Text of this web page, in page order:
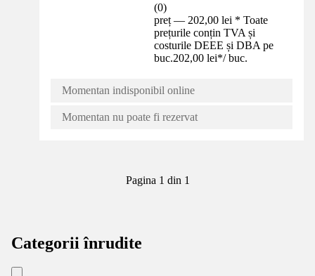
(0)
preț — 202,00 lei * Toate
prețurile conțin TVA și
costurile DEEE și DBA pe
buc.202,00 lei*/ buc.
Momentan indisponibil online
Momentan nu poate fi rezervat
Pagina 1 din 1
Categorii înrudite